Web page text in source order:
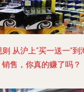
从沪上“买一送一”
销售，你真的赚了吗？